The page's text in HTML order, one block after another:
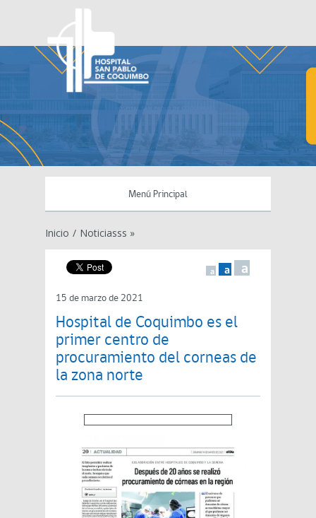
Menú Principal
Inicio / Noticiasss »
a a a
15 de marzo de 2021
Hospital de Coquimbo es el
primer centro de
procuramiento del corneas de
la zona norte